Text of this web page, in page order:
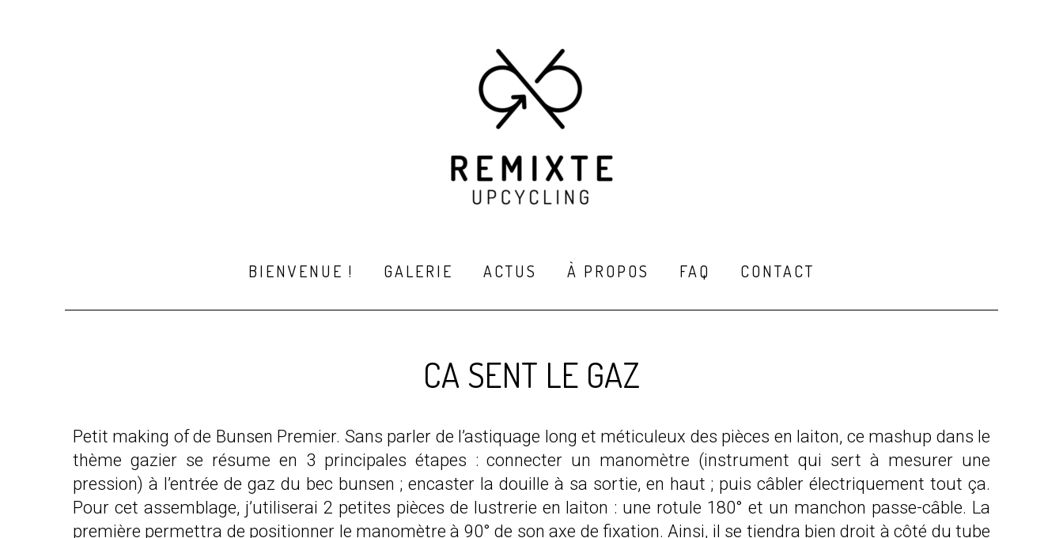
BIENVENUE ! GALERIE ACTUS À PROPOS FAQ CONTACT
CA SENT LE GAZ
Petit making of de Bunsen Premier. Sans parler de l’astiquage long et méticuleux des pièces en laiton, ce mashup dans le
thème gazier se résume en 3 principales étapes : connecter un manomètre (instrument qui sert à mesurer une
pression) à l’entrée de gaz du bec bunsen ; encaster la douille à sa sortie, en haut ; puis câbler électriquement tout ça.
Pour cet assemblage, j’utiliserai 2 petites pièces de lustrerie en laiton : une rotule 180° et un manchon passe-câble. La
première permettra de positionner le manomètre à 90° de son axe de fixation. Ainsi, il se tiendra bien droit à côté du tube